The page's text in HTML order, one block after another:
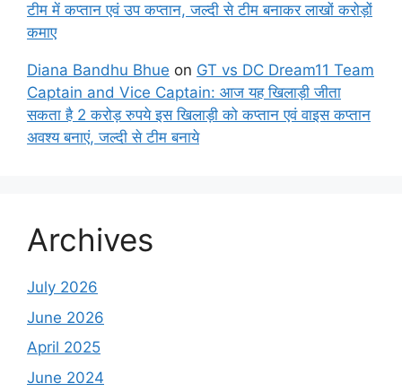
टीम में कप्तान एवं उप कप्तान, जल्दी से टीम बनाकर लाखों करोड़ों
कमाए
Diana Bandhu Bhue on GT vs DC Dream11 Team
Captain and Vice Captain: आज यह खिलाड़ी जीता
सकता है 2 करोड़ रुपये इस खिलाड़ी को कप्तान एवं वाइस कप्तान
अवश्य बनाएं, जल्दी से टीम बनाये
Archives
July 2026
June 2026
April 2025
June 2024